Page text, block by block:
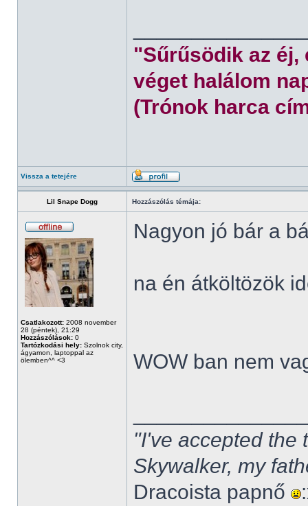
"Sűrűsödik az éj,
véget halálom
(Trónok harca
Vissza a tetejére
Lil Snape Dogg Hozzászólás témája:
Csatlakozott: 2008 november
28 (péntek), 21:29
Hozzászólások: 0
Tartózkodási hely: Szolnok city,
ágyamon, laptoppal az
ölemben^^ <3
Nagyon jó bár a
na én átköltözök
WOW ban nem
"I've accepted the
Skywalker, my
Dracoista papnő